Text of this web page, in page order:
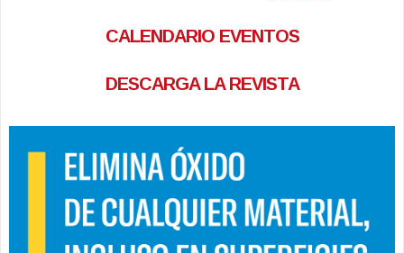
CALENDARIO EVENTOS
DESCARGA LA REVISTA